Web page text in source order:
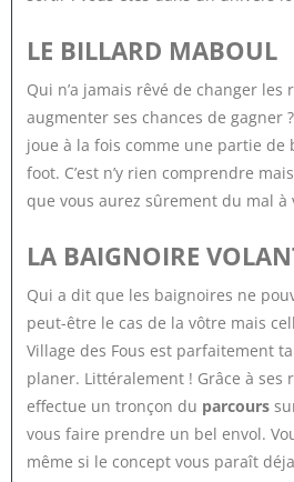
LE BILLARD MABOUL
Qui n’a jamais rêvé de changer les
augmenter ses chances de gagner
joue à la fois comme une partie
foot. C’est n’y rien comprendre
que vous aurez sûrement du mal à
LA BAIGNOIRE
Qui a dit que les baignoires ne
peut-être le cas de la vôtre mais
Village des Fous est parfaitement
planer. Littéralement ! Grâce à ses
effectue un tronçon du parcours
vous faire prendre un bel envol.
même si le concept vous paraît